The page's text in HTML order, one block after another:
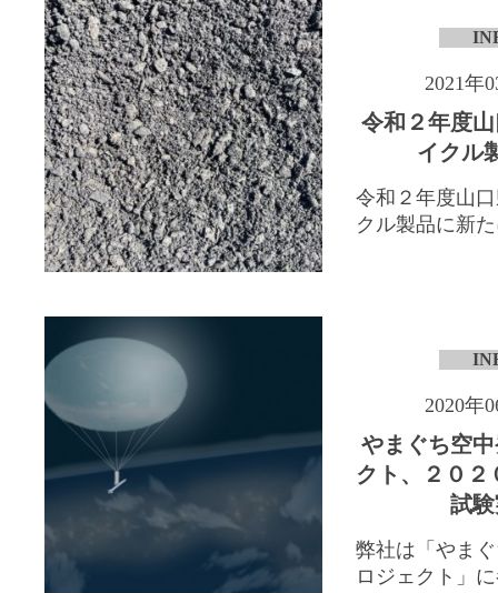
2021年
令和２年度
イクル
令和２年度山
クル製品に新
2020年
やまぐち空
クト、２０２
試
弊社は「やま
ロジェクト」